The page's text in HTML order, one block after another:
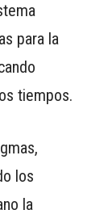
para la
tiempos.
los
la